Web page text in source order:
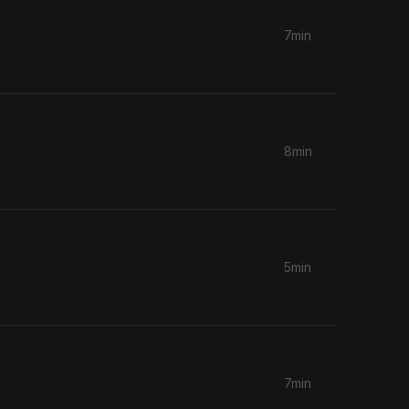
7min
8min
5min
7min